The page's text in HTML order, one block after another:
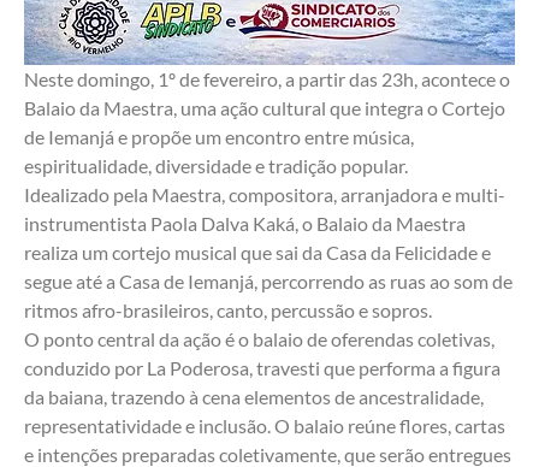
Neste domingo, 1º de fevereiro, a partir das 23h, acontece o
Balaio da Maestra, uma ação cultural que integra o Cortejo
de Iemanjá e propõe um encontro entre música,
espiritualidade, diversidade e tradição popular.
Idealizado pela Maestra, compositora, arranjadora e multi-
instrumentista Paola Dalva Kaká, o Balaio da Maestra
realiza um cortejo musical que sai da Casa da Felicidade e
segue até a Casa de Iemanjá, percorrendo as ruas ao som de
ritmos afro-brasileiros, canto, percussão e sopros.
O ponto central da ação é o balaio de oferendas coletivas,
conduzido por La Poderosa, travesti que performa a figura
da baiana, trazendo à cena elementos de ancestralidade,
representatividade e inclusão. O balaio reúne flores, cartas
e intenções preparadas coletivamente, que serão entregues